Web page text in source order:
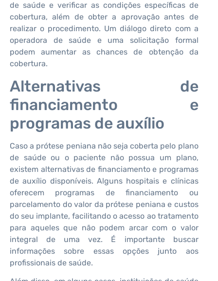
de saúde e verificar as condições específicas de
cobertura, além de obter a aprovação antes de
realizar o procedimento. Um diálogo direto com a
operadora de saúde e uma solicitação formal
podem aumentar as chances de obtenção da
cobertura.
Alternativas de
financiamento e
programas de auxílio
Caso a prótese peniana não seja coberta pelo plano
de saúde ou o paciente não possua um plano,
existem alternativas de financiamento e programas
de auxílio disponíveis. Alguns hospitais e clínicas
oferecem programas de financiamento ou
parcelamento do valor da prótese peniana e custos
do seu implante, facilitando o acesso ao tratamento
para aqueles que não podem arcar com o valor
integral de uma vez. É importante buscar
informações sobre essas opções junto aos
profissionais de saúde.